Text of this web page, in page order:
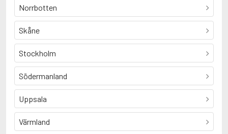
Norrbotten
Skåne
Stockholm
Södermanland
Uppsala
Värmland